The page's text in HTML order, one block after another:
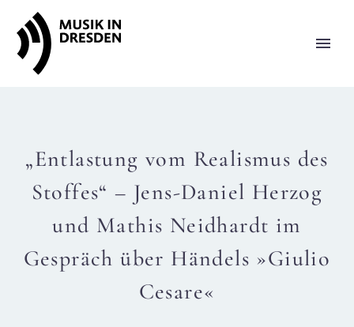
„Entlastung vom Realismus des
Stoffes“ – Jens-Daniel Herzog
und Mathis Neidhardt im
Gespräch über Händels »Giulio
Cesare«